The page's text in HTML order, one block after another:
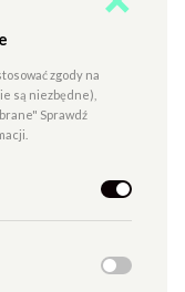
roku)
skupiające się
zgody na
są niezbędne),
Sprawdź